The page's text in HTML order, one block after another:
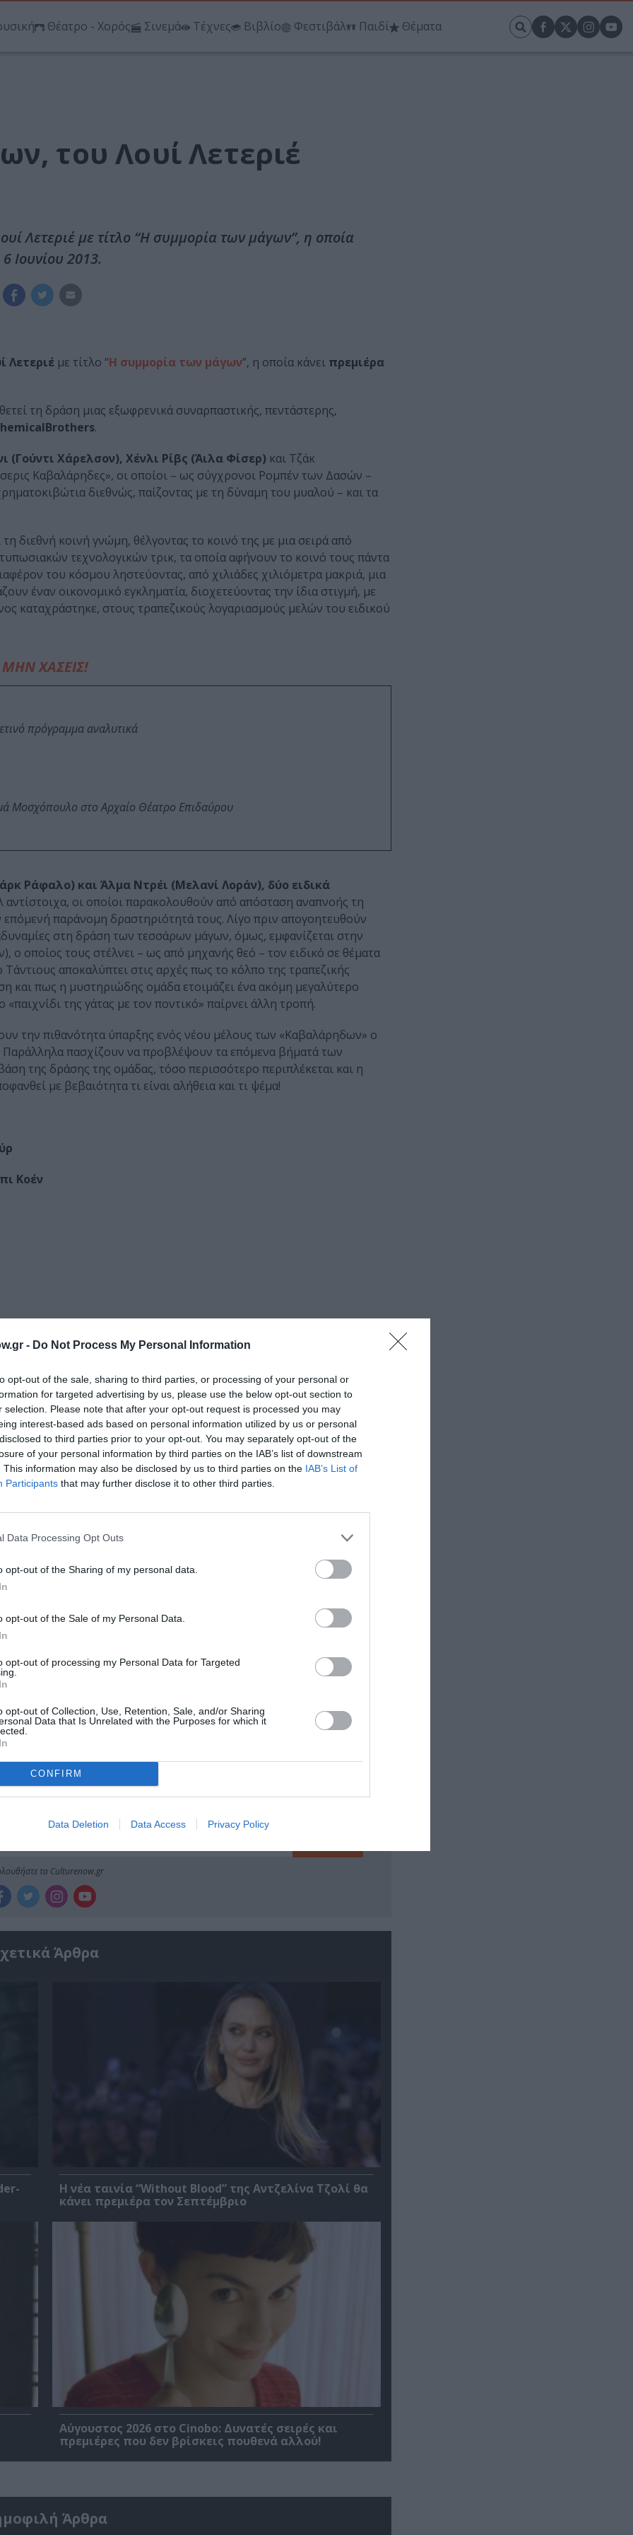
- Do Not Process My Personal Information
opt-out of the sale, sharing to third parties, or processing of your personal or
for targeted advertising by us, please use the below opt-out section to
selection. Please note that after your opt-out request is processed you may
interest-based ads based on personal information utilized by us or personal
to third parties prior to your opt-out. You may separately opt-out of the
of your personal information by third parties on the IAB’s list of downstream
This information may also be disclosed by us to third parties on the IAB’s List of
Participants that may further disclose it to other third parties.
Data Processing Opt Outs
opt-out of the Sharing of my personal data.
opt-out of the Sale of my Personal Data.
opt-out of processing my Personal Data for Targeted
opt-out of Collection, Use, Retention, Sale, and/or Sharing
Data that Is Unrelated with the Purposes for which it
CONFIRM
Data Deletion Data Access Privacy Policy
Θέατρο - Χορός Σινεμά Τέχνες Βιβλίο Φεστιβάλ Παιδί Θέματα
του Λουί Λετεριέ
Λετεριέ με τίτλο “Η συμμορία των μάγων”, η οποία
Ιουνίου 2013.
Λετεριέ με τίτλο “Η συμμορία των μάγων”, η οποία κάνει πρεμιέρα
τη δράση μιας εξωφρενικά συναρπαστικής, πεντάστερης,
lBrothers.
(Γούντι Χάρελσον), Χένλι Ρίβς (Άιλα Φίσερ) και Τζάκ
Καβαλάρηδες», οι οποίοι – ως σύγχρονοι Ρομπέν των Δασών –
διεθνώς, παίζοντας με τη δύναμη του μυαλού – και τα
διεθνή κοινή γνώμη, θέλγοντας το κοινό της με μια σειρά από
τεχνολογικών τρικ, τα οποία αφήνουν το κοινό τους πάντα
του κόσμου ληστεύοντας, από χιλιάδες χιλιόμετρα μακριά, μια
έναν οικονομικό εγκληματία, διοχετεύοντας την ίδια στιγμή, με
καταχράστηκε, στους τραπεζικούς λογαριασμούς μελών του ειδικού
ΜΗΝ ΧΑΣΕΙΣ!
πρόγραμμα αναλυτικά
Μοσχόπουλο στο Αρχαίο Θέατρο Επιδαύρου
Ράφαλο) και Άλμα Ντρέι (Μελανί Λοράν), δύο ειδικά
αντίστοιχα, οι οποίοι παρακολουθούν από απόσταση αναπνοής τη
παράνομη δραστηριότητά τους. Λίγο πριν απογοητευθούν
στη δράση των τεσσάρων μάγων, όμως, εμφανίζεται στην
ο οποίος τους στέλνει – ως από μηχανής θεό – τον ειδικό σε θέματα
αποκαλύπτει στις αρχές πως το κόλπο της τραπεζικής
και πως η μυστηριώδης ομάδα ετοιμάζει ένα ακόμη μεγαλύτερο
της γάτας με τον ποντικό» παίρνει άλλη τροπή.
την πιθανότητα ύπαρξης ενός νέου μέλους των «Καβαλάρηδων» ο
Παράλληλα πασχίζουν να προβλέψουν τα επόμενα βήματά των
της δράσης της ομάδας, τόσο περισσότερο περιπλέκεται και η
με βεβαιότητα τι είναι αλήθεια και τι ψέμα!
Κοέν
πρώτοι όλες τις ειδήσεις
στο
και τον Πολιτισμό!
το Culturenow.gr
Άρθρα
Η νέα ταινία “Without Blood” της Αντζελίνα Τζολί θα
κάνει πρεμιέρα τον Σεπτέμβριο
Αύγουστος 2026 στο Cinobo: Δυνατές σειρές και
πρεμιέρες που δεν βρίσκεις πουθενά αλλού!
Άρθρα